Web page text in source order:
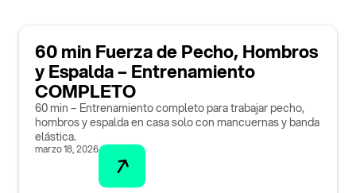
60 min Fuerza de Pecho, Hombros
y Espalda – Entrenamiento
COMPLETO
60 min – Entrenamiento completo para trabajar pecho,
hombros y espalda en casa solo con mancuernas y banda
elástica.
marzo 18, 2026